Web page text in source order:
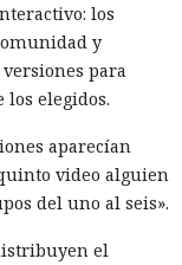
los
y
para
elegidos.
aparecían
video alguien
del uno al seis».
el